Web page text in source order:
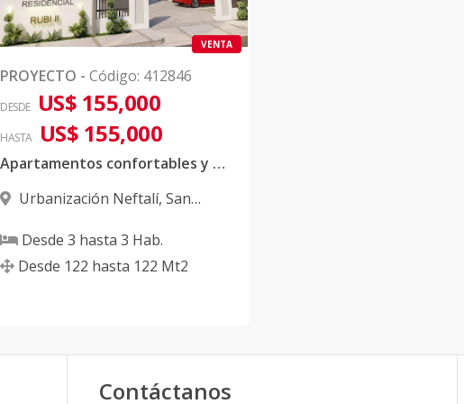
VENTA
PROYECTO - Código: 412846
DESDE US$ 155,000
HASTA US$ 155,000
Apartamentos confortables y modernos en Residencial Rubi II
Urbanización Neftalí, San
Desde 3 hasta 3 Hab.
Desde 122 hasta 122 Mt2
Contáctanos